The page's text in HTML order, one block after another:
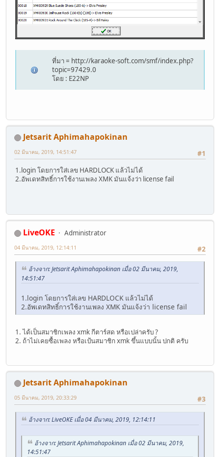
ที่มา = http://karaoke-soft.com/smf/index.php?
topic=97429.0
โดย : E22NP
Jetsarit Aphimahapokinan
#1
02 มีนาคม, 2019, 14:51:47
1.login โดยการใส่เลข HARDLOCK แล้วไม่ได้
2.อัพเดทสิทธิ์การใช้งานเพลง XMK มันแจ้งว่า license fail
LiveOKE
Administrator
#2
04 มีนาคม, 2019, 12:14:11
อ้างจาก: Jetsarit Aphimahapokinan เมื่อ 02 มีนาคม, 2019,
14:51:47
1.login โดยการใส่เลข HARDLOCK แล้วไม่ได้
2.อัพเดทสิทธิ์การใช้งานเพลง XMK มันแจ้งว่า license fail
1. ได้เป็นสมาชิกเพลง xmk กีตาร์สด หรือเปล่าครับ ?
2. ถ้าไม่เคยซื้อเพลง หรือเป้นสมาชิก xmk ขึ้นแบบนั้น ปกติ ครับ
Jetsarit Aphimahapokinan
#3
05 มีนาคม, 2019, 20:33:29
อ้างจาก: LiveOKE เมื่อ 04 มีนาคม, 2019, 12:14:11
อ้างจาก: Jetsarit Aphimahapokinan เมื่อ 02 มีนาคม, 2019,
14:51:47